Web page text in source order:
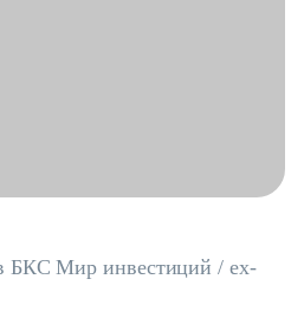
БКС Мир инвестиций / ex-